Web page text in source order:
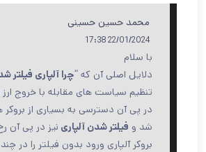
محمد حسین حسینی
22/01/2024 17:38
با سلام
دلایل اصلی آن که “چرا آلپاری فیلتر
تنظیم سیاست های مقابله با خروج
در پی آن دسترسی به بسیاری از
شد و فیلتر شدن آلپاری نیز در پی آن
بروکر آلپاری ورود بدون فیلتر را در